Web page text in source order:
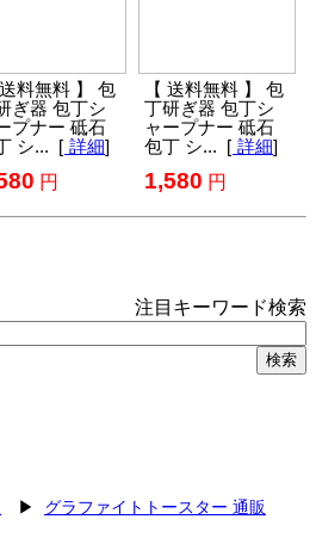
注目キーワード検索
▶ グラファイトトースター 通販